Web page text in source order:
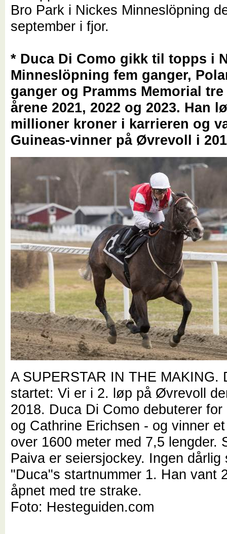
Bro Park i Nickes Minneslöpning
september i fjor.
* Duca Di Como gikk til topps i
Minneslöpning fem ganger,
ganger og Pramms Memorial
årene 2021, 2022 og 2023. Han
millioner kroner i karrieren og
Guineas-vinner på Øvrevoll i
A SUPERSTAR IN THE MAKING.
startet: Vi er i 2. løp på Øvrevoll
2018. Duca Di Como debuterer
og Cathrine Erichsen - og vinner
over 1600 meter med 7,5 lengder.
Paiva er seiersjockey. Ingen dårlig
"Duca"s startnummer 1. Han vant
åpnet med tre strake.
Foto: Hesteguiden.com